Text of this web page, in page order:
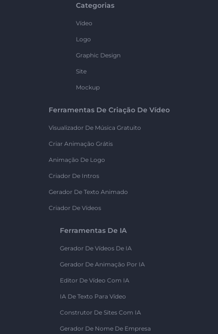
Categorias
Vídeo
Logo
Graphic Design
Site
Mockup
Ferramentas De Criação De Vídeo
Visualizador De Música Gratuito
Criar Animação Grátis
Animação De Logo
Criador De Intros
Gerador De Texto Animado
Criador De Vídeos
Ferramentas De IA
Gerador De Vídeos De IA
Gerador De Animação Por IA
Editor De Vídeo Com IA
IA De Texto Para Vídeo
Construtor De Sites Com IA
Gerador De Nome De Empresa